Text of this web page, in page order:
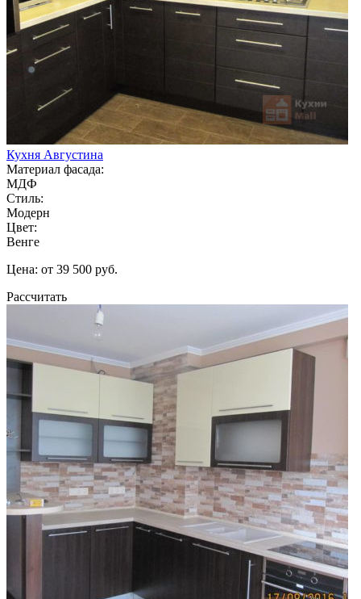
Кухня Августина
Материал фасада:
МДФ
Стиль:
Модерн
Цвет:
Венге
Цена: от 39 500 руб.
Рассчитать